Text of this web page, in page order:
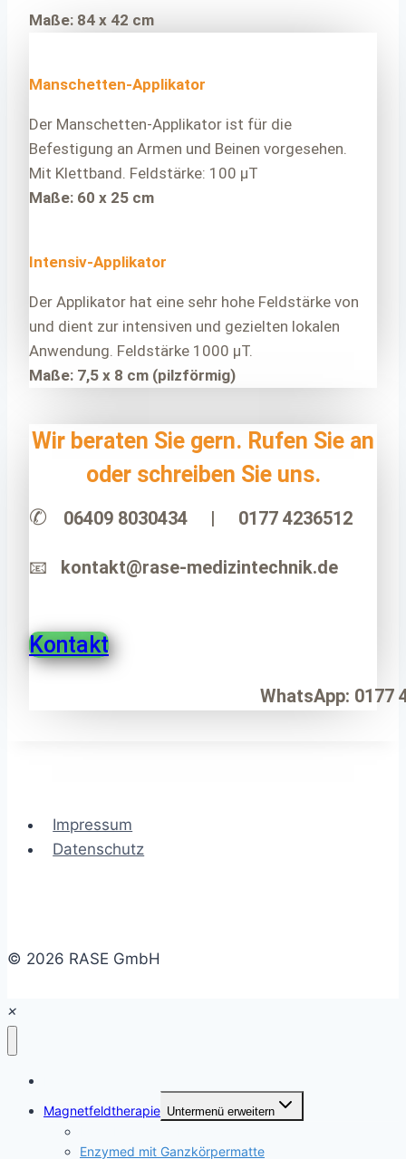
Maße: 84 x 42 cm
Manschetten-Applikator
Der Manschetten-Applikator ist für die
Befestigung an Armen und Beinen vorgesehen.
Mit Klettband. Feldstärke: 100 μT
Maße: 60 x 25 cm
Intensiv-Applikator
Der Applikator hat eine sehr hohe Feldstärke von
und dient zur intensiven und gezielten lokalen
Anwendung. Feldstärke 1000 μT.
Maße: 7,5 x 8 cm (pilzförmig)
Wir beraten Sie gern. Rufen Sie an
oder schreiben Sie uns.
✆ 06409 8030434 | 0177 4236512
📧 kontakt@rase-medizintechnik.de
Kontakt
WhatsApp: 0177
Impressum
Datenschutz
© 2026 RASE GmbH
×
Magnetfeldtherapie Untermenü erweitern
Enzymed mit Ganzkörpermatte